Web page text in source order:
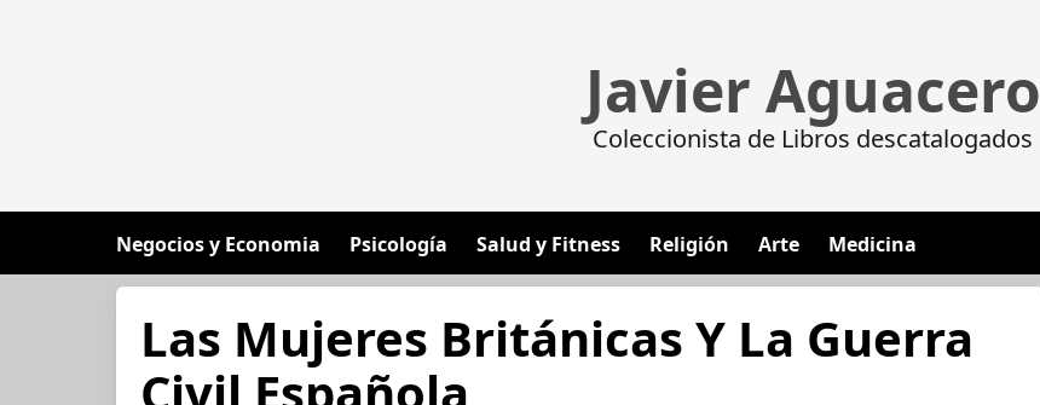
Javier Aguacero
Coleccionista de Libros descatalogados
Negocios y Economia Psicología Salud y Fitness Religión Arte Medicina
Las Mujeres Británicas Y La Guerra